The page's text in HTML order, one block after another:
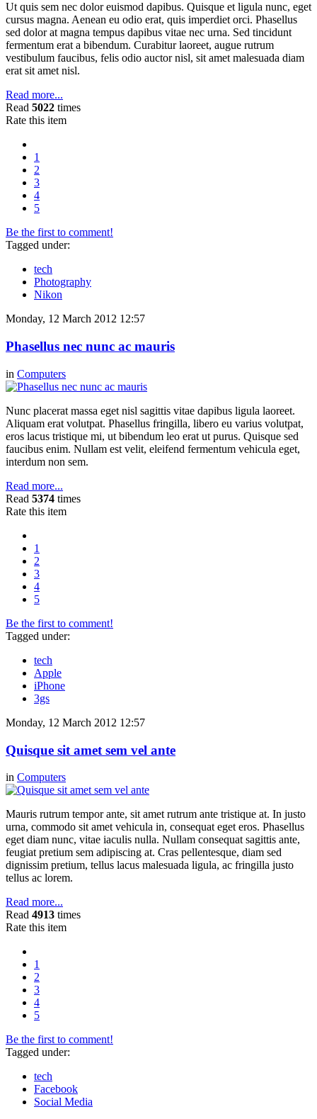
Ut quis sem nec dolor euismod dapibus. Quisque et ligula nunc, eget
cursus magna. Aenean eu odio erat, quis imperdiet orci. Phasellus
sed dolor at magna tempus dapibus vitae nec urna. Sed tincidunt
fermentum erat a bibendum. Curabitur laoreet, augue rutrum
vestibulum faucibus, felis odio auctor nisl, sit amet malesuada diam
erat sit amet nisl.
Read more...
Read 5022 times
Rate this item
1
2
3
4
5
Be the first to comment!
Tagged under:
tech
Photography
Nikon
Monday, 12 March 2012 12:57
Phasellus nec nunc ac mauris
in Computers
Nunc placerat massa eget nisl sagittis vitae dapibus ligula laoreet.
Aliquam erat volutpat. Phasellus fringilla, libero eu varius volutpat,
eros lacus tristique mi, ut bibendum leo erat ut purus. Quisque sed
faucibus enim. Nullam est velit, eleifend fermentum vehicula eget,
interdum non sem.
Read more...
Read 5374 times
Rate this item
1
2
3
4
5
Be the first to comment!
Tagged under:
tech
Apple
iPhone
3gs
Monday, 12 March 2012 12:57
Quisque sit amet sem vel ante
in Computers
Mauris rutrum tempor ante, sit amet rutrum ante tristique at. In justo
urna, commodo sit amet vehicula in, consequat eget eros. Phasellus
eget diam nunc, vitae iaculis nulla. Nullam consequat sagittis ante,
feugiat pretium sem adipiscing at. Cras pellentesque, diam sed
dignissim pretium, tellus lacus malesuada ligula, ac fringilla justo
tellus ac lorem.
Read more...
Read 4913 times
Rate this item
1
2
3
4
5
Be the first to comment!
Tagged under:
tech
Facebook
Social Media